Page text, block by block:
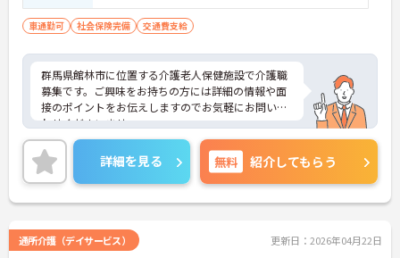
車通勤可 社会保険完備 交通費支給
群馬県館林市に位置する介護老人保健施設で介護職
募集です。ご興味をお持ちの方には詳細の情報や面
接のポイントをお伝えしますのでお気軽にお問い合
わせくださいませ。
詳細を見る 無料 紹介してもらう
通所介護（デイサービス） 更新日：2026年04月22日